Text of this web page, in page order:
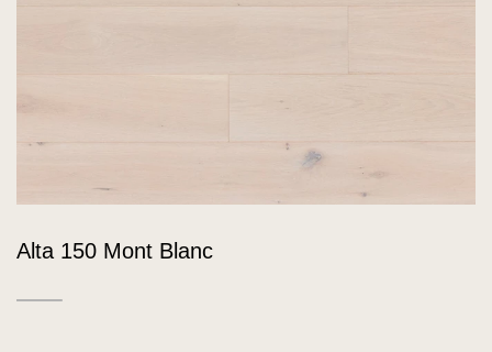
Alta 150 Mont Blanc